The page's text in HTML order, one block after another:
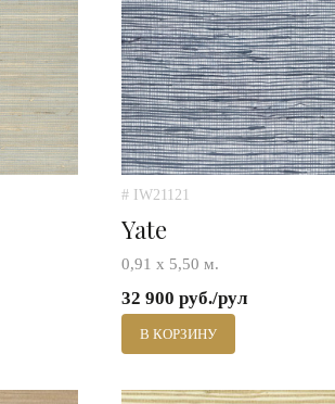
# IW21121
Yate
0,91 х 5,50 м.
32 900 руб./рул
В КОРЗИНУ